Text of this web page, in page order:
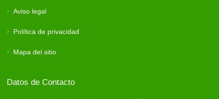
Aviso legal
Política de privacidad
Mapa del sitio
Datos de Contacto